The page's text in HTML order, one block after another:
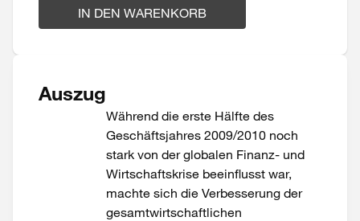
IN DEN WARENKORB
Auszug
Während die erste Hälfte des
Geschäftsjahres 2009/2010 noch
stark von der globalen Finanz- und
Wirtschaftskrise beeinflusst war,
machte sich die Verbesserung der
gesamtwirtschaftlichen